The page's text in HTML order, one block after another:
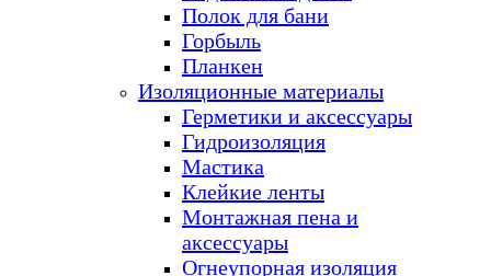
Полок для бани
Горбыль
Планкен
Изоляционные материалы
Герметики и аксессуары
Гидроизоляция
Мастика
Клейкие ленты
Монтажная пена и
аксессуары
Огнеупорная изоляция